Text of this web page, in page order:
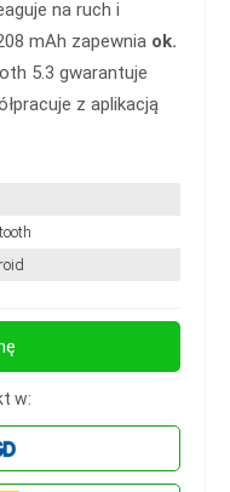
na ruch i
mAh zapewnia ok.
5.3 gwarantuje
z aplikacją
w: